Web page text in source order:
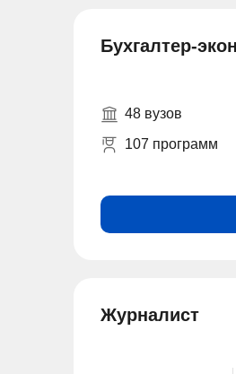
Бухгалтер-
48 вузов
107 программ
Журналист